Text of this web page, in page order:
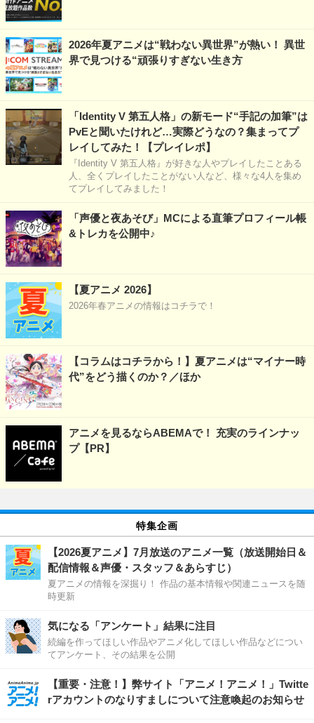
2026年夏アニメは“戦わない異世界”が熱い！ 異世
界で見つける“頑張りすぎない生き方
「Identity V 第五人格」の新モード“手記の加筆”は
PvEと聞いたけれど…実際どうなの？集まってプ
レイしてみた！【プレイレポ】
『Identity V 第五人格』が好きな人やプレイしたことある
人、全くプレイしたことがない人など、様々な4人を集め
てプレイしてみました！
「声優と夜あそび」MCによる直筆プロフィール帳
&トレカを公開中♪
【夏アニメ 2026】
2026年春アニメの情報はコチラで！
【コラムはコチラから！】夏アニメは“マイナー時
代”をどう描くのか？／ほか
アニメを見るならABEMAで！ 充実のラインナッ
プ【PR】
特集企画
【2026夏アニメ】7月放送のアニメ一覧（放送開始日＆
配信情報＆声優・スタッフ＆あらすじ）
夏アニメの情報を深掘り！ 作品の基本情報や関連ニュースを随
時更新
気になる「アンケート」結果に注目
続編を作ってほしい作品やアニメ化してほしい作品などについ
てアンケート、その結果を公開
【重要・注意！】弊サイト「アニメ！アニメ！」Twitte
rアカウントのなりすましについて注意喚起のお知らせ